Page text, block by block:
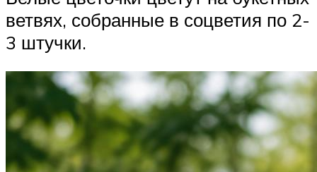
ветвях, собранные в соцветия по 2-
3 штучки.